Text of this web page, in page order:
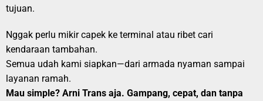
tujuan.
Nggak perlu mikir capek ke terminal atau ribet cari
kendaraan tambahan.
Semua udah kami siapkan—dari armada nyaman sampai
layanan ramah.
Mau simple? Arni Trans aja. Gampang, cepat, dan tanpa